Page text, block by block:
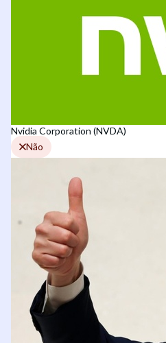
Nvidia Corporation (NVDA)
Não